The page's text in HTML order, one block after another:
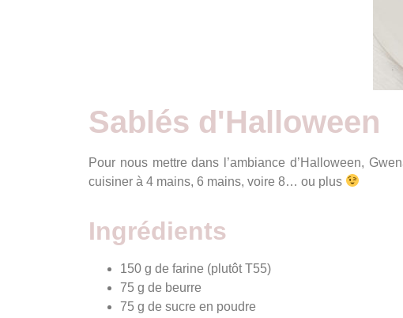
Sablés d'Halloween
Pour nous mettre dans l’ambiance d’Halloween,
cuisiner à 4 mains, 6 mains, voire 8… ou plus
Ingrédients
150 g de farine (plutôt T55)
75 g de beurre
75 g de sucre en poudre